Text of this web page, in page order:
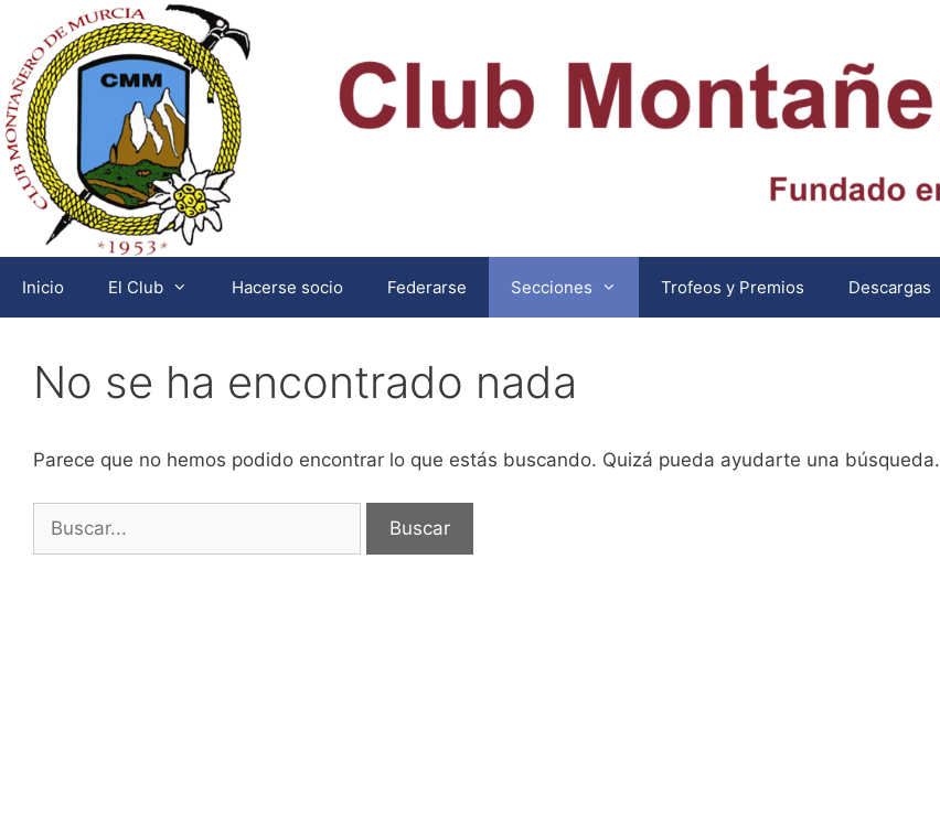
contenido
Inicio El Club Hacerse socio Federarse Secciones Trofeos y Premios Descargas
No se ha encontrado nada
Parece que no hemos podido encontrar lo que estás buscando. Quizá pueda ayudarte una búsqueda.